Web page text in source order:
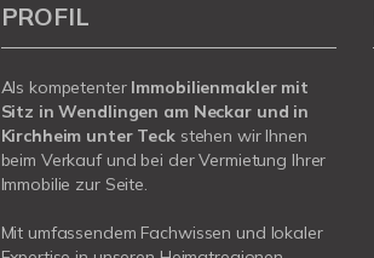
PROFIL
Als kompetenter Immobilienmakler mit
Sitz in Wendlingen am Neckar und in
Kirchheim unter Teck stehen wir Ihnen
beim Verkauf und bei der Vermietung Ihrer
Immobilie zur Seite.
Mit umfassendem Fachwissen und lokaler